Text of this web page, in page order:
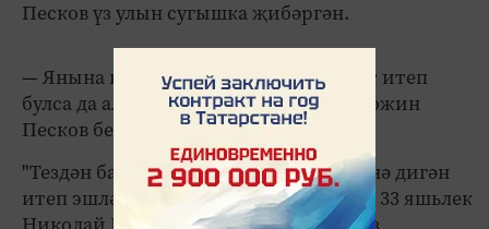
Песков үз улын сугышка җибәргән.
— Янына килде дә, "Гади артиллерист итеп
булса да ал" диде, - дип искә ала Пригожин
Песков белән сөйләшүне.
"Тездән балчыктан, тузанга батып менә дигән
итеп эшләде", - дип өстәде Пригожин. 33 яшьлек